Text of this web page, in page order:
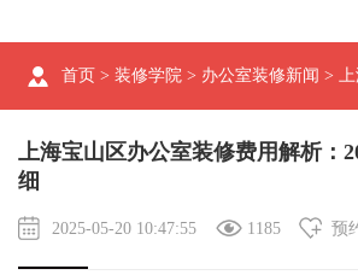
首页 > 装修学院 > 办公室装修新闻 > 上海宝山区办公
上海宝山区办公室装修费用解析：
细
2025-05-20 10:47:55 1185 预